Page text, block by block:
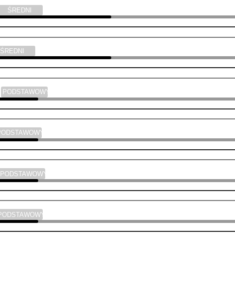
ŚREDNI
ŚREDNI
PODSTAWOWY
PODSTAWOWY
PODSTAWOWY
PODSTAWOWY